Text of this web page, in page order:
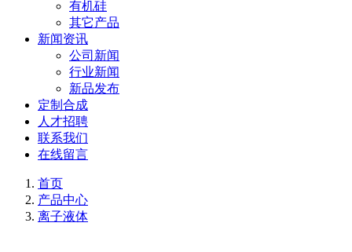
有机硅
其它产品
新闻资讯
公司新闻
行业新闻
新品发布
定制合成
人才招聘
联系我们
在线留言
首页
产品中心
离子液体